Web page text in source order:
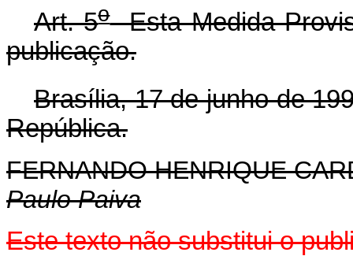
Art. 5oEsta Medida
publicação.
Brasília, 17 de junho de
República.
FERNANDO HENRIQUE
Paulo Paiva
Este texto não substitui o